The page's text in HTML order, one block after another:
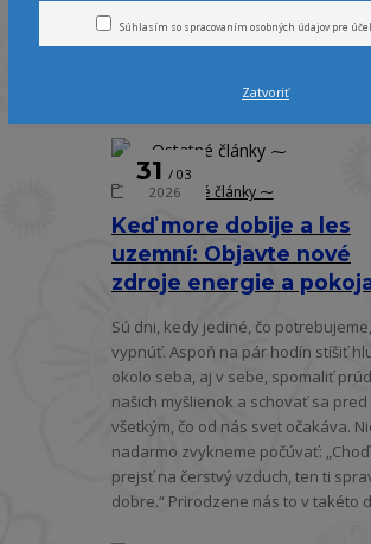
strana
Keď more dobije a les
uzemní: Objavte nové
zdroje energie a
31
03
2026
⁓ Ostatné články ⁓
Sú dni, kedy jediné, čo
vypnúť. Aspoň na pár hodín stíšiť
okolo seba, aj v sebe, spomaliť prúd
našich myšlienok a schovať sa pred
všetkým, čo od nás svet očakáva.
nadarmo zvykneme počúvať:
prejsť na čerstvý vzduch, ten ti
dobre.“ Prirodzene nás to v takéto
Súhlasím so spracovaním osobných údajovpre
Zatvoriť